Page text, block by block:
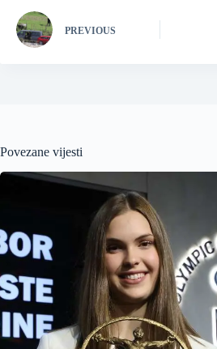
PREVIOUS
Povezane vijesti